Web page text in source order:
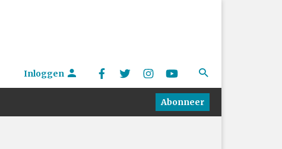
Inloggen
Abonneer